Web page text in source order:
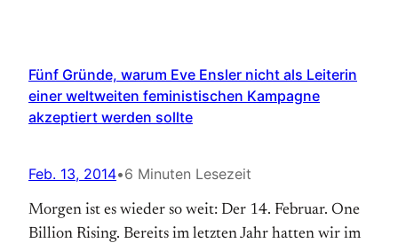
Fünf Gründe, warum Eve Ensler nicht als Leiterin
einer weltweiten feministischen Kampagne
akzeptiert werden sollte
Feb. 13, 2014•6 Minuten Lesezeit
Morgen ist es wieder so weit: Der 14. Februar. One
Billion Rising. Bereits im letzten Jahr hatten wir im